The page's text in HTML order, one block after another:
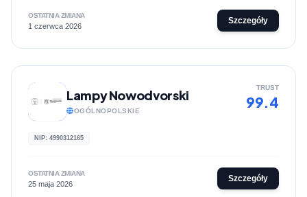
OSTATNIA ZMIANA
1 czerwca 2026
Szczegóły
Lampy Nowodvorski
OGÓLNOPOLSKIE
TRUST
99.4
NIP: 4990312165
OSTATNIA ZMIANA
25 maja 2026
Szczegóły